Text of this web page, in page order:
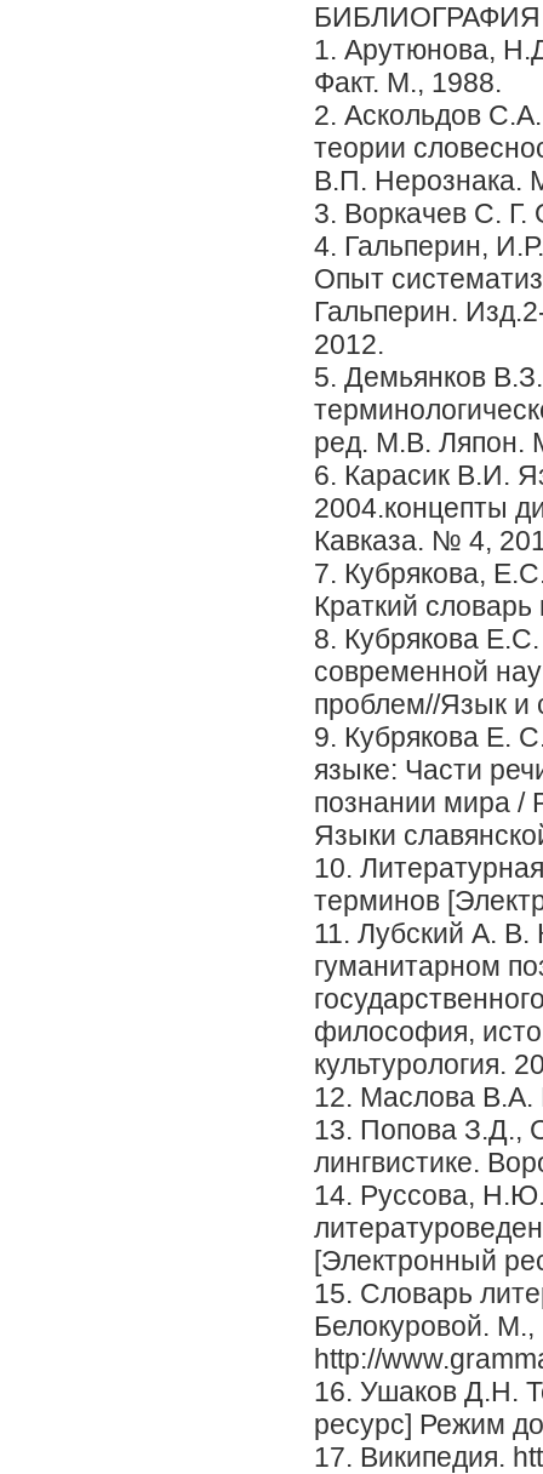
БИБЛИОГРАФИЯ
1. Арутюнова,
Факт. М., 1988.
2. Аскольдов
теории
В.П. Нерознака.
3. Воркачев С.
4. Гальперин,
Опыт
Гальперин.
2012.
5. Демьянков
ред. М.В. Ляпон.
6. Карасик В.И.
2004.концепты
Кавказа. № 4,
7. Кубрякова,
Краткий
8. Кубрякова
современной
проблем//Язык и
9. Кубрякова Е.
языке: Части
познании мира /
Языки
10.
терминов
11. Лубский А. В.
гуманитарном
философия,
культурология.
12. Маслова В.А.
13. Попова З.Д.,
лингвистике.
14. Руссова, Н.Ю.
[Электронный
15. Словарь
Белокуровой.
http://
16. Ушаков Д.Н.
ресурс] Режим
17. Википедия.